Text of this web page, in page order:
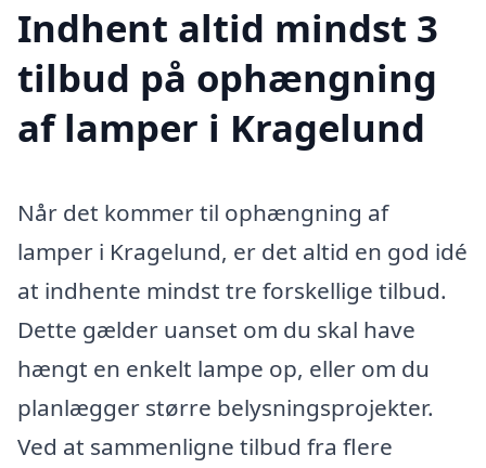
Indhent altid mindst 3
tilbud på ophængning
af lamper i Kragelund
Når det kommer til ophængning af
lamper i Kragelund, er det altid en god idé
at indhente mindst tre forskellige tilbud.
Dette gælder uanset om du skal have
hængt en enkelt lampe op, eller om du
planlægger større belysningsprojekter.
Ved at sammenligne tilbud fra flere